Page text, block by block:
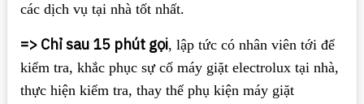
các dịch vụ tại nhà tốt nhất.
=> Chỉ sau 15 phút gọi, lập tức có nhân viên tới để
kiểm tra, khắc phục sự cố máy giặt electrolux tại nhà,
thực hiện kiểm tra, thay thế phụ kiện máy giặt